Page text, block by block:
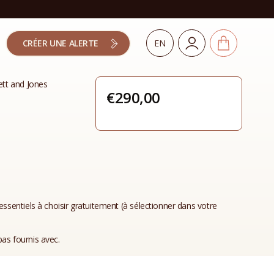
CRÉER UNE ALERTE EN
and Jones
à choisir gratuitement (à sélectionner dans votre
fournis avec.
€290,00